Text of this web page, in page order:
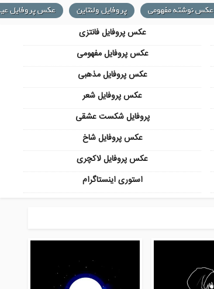
عکس نوشته مفهومی پروفایل ولنتاین عکس پروفایل
عکس پروفایل فانتزی
عکس پروفایل مفهومی
عکس پروفایل مذهبی
عکس پروفایل شعر
پروفایل شکست عشقی
عکس پروفایل شاخ
عکس پروفایل لاکچری
استوری اینستاگرام